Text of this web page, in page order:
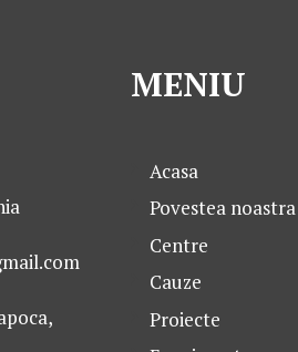
MENIU
Acasa
Povestea noastra
Centre
Cauze
Proiecte